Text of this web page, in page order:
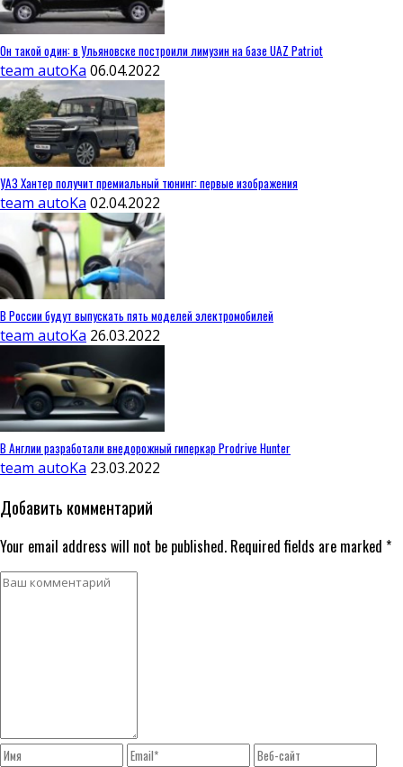
Он такой один: в Ульяновске построили лимузин на базе UAZ Patriot
team autoKa 06.04.2022
УАЗ Хантер получит премиальный тюнинг: первые изображения
team autoKa 02.04.2022
В России будут выпускать пять моделей электромобилей
team autoKa 26.03.2022
В Англии разработали внедорожный гиперкар Prodrive Hunter
team autoKa 23.03.2022
Добавить комментарий
Your email address will not be published. Required fields are marked *